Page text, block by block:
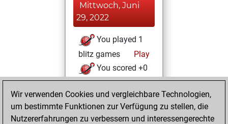
Mittwoch, Juni
29, 2022
You played 1
blitz games
Play
You scored +0
=0 -1 in blitz
Montag, Juni 6,
2022
Wir verwenden Cookies und vergleichbare Technologien,
um bestimmte Funktionen zur Verfügung zu stellen, die
Nutzererfahrungen zu verbessern und interessengerechte